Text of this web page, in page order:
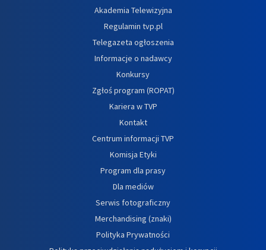
Akademia Telewizyjna
Regulamin tvp.pl
Telegazeta ogłoszenia
Informacje o nadawcy
Konkursy
Zgłoś program (ROPAT)
Kariera w TVP
Kontakt
Centrum informacji TVP
Komisja Etyki
Program dla prasy
Dla mediów
Serwis fotograficzny
Merchandising (znaki)
Polityka Prywatności